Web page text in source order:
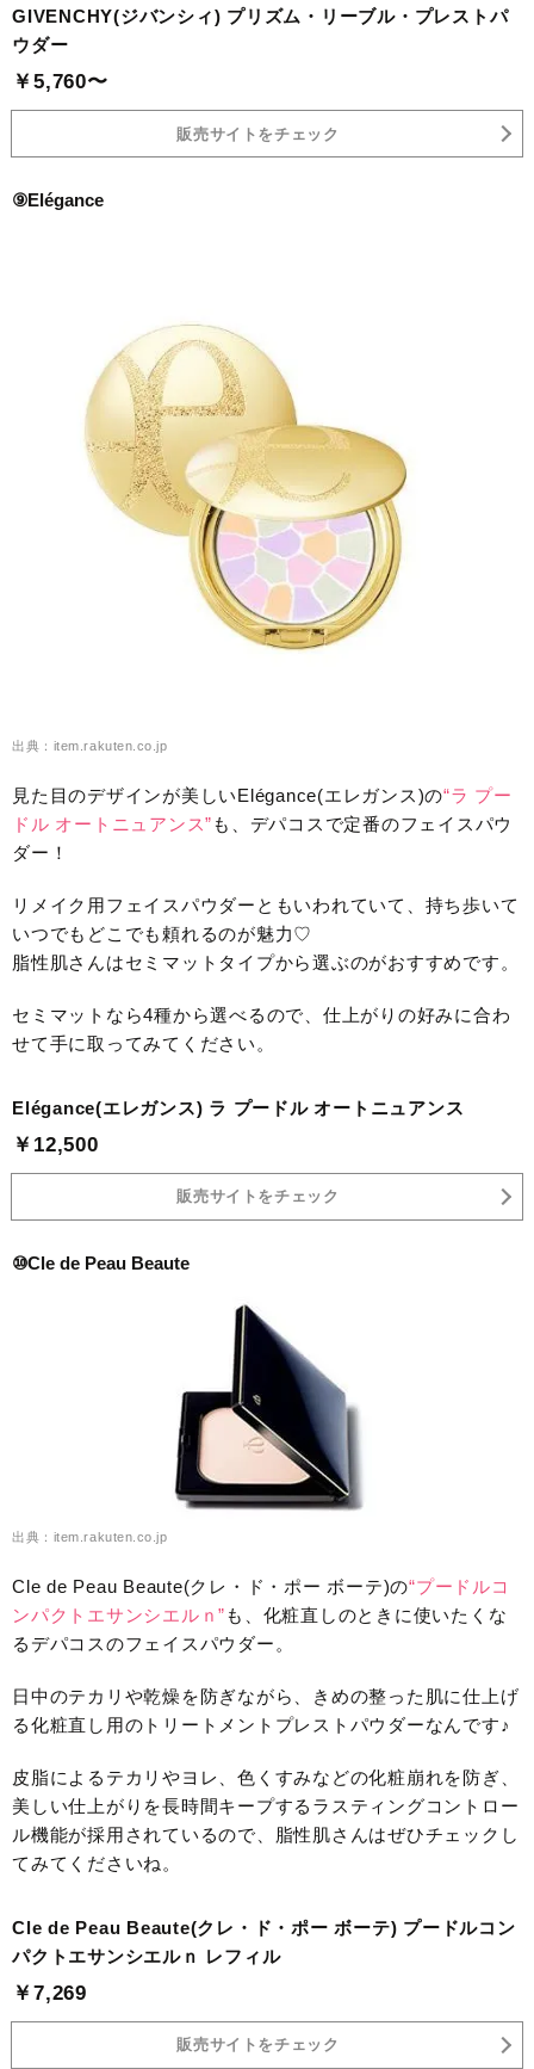
GIVENCHY(ジバンシィ) プリズム・リーブル・プレストパ
ウダー
￥5,760〜
販売サイトをチェック
⑨Elégance
出典：item.rakuten.co.jp
見た目のデザインが美しいElégance(エレガンス)の“ラ プー
ドル オートニュアンス”も、デパコスで定番のフェイスパウ
ダー！
リメイク用フェイスパウダーともいわれていて、持ち歩いて
いつでもどこでも頼れるのが魅力♡
脂性肌さんはセミマットタイプから選ぶのがおすすめです。
セミマットなら4種から選べるので、仕上がりの好みに合わ
せて手に取ってみてください。
Elégance(エレガンス) ラ プードル オートニュアンス
￥12,500
販売サイトをチェック
⑩Cle de Peau Beaute
出典：item.rakuten.co.jp
Cle de Peau Beaute(クレ・ド・ポー ボーテ)の“プードルコ
ンパクトエサンシエルｎ”も、化粧直しのときに使いたくな
るデパコスのフェイスパウダー。
日中のテカリや乾燥を防ぎながら、きめの整った肌に仕上げ
る化粧直し用のトリートメントプレストパウダーなんです♪
皮脂によるテカリやヨレ、色くすみなどの化粧崩れを防ぎ、
美しい仕上がりを長時間キープするラスティングコントロー
ル機能が採用されているので、脂性肌さんはぜひチェックし
てみてくださいね。
Cle de Peau Beaute(クレ・ド・ポー ボーテ) プードルコン
パクトエサンシエルｎ レフィル
￥7,269
販売サイトをチェック